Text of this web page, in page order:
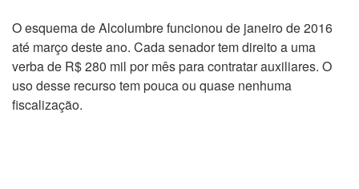
O esquema de Alcolumbre funcionou de janeiro de 2016
até março deste ano. Cada senador tem direito a uma
verba de R$ 280 mil por mês para contratar auxiliares. O
uso desse recurso tem pouca ou quase nenhuma
fiscalização.